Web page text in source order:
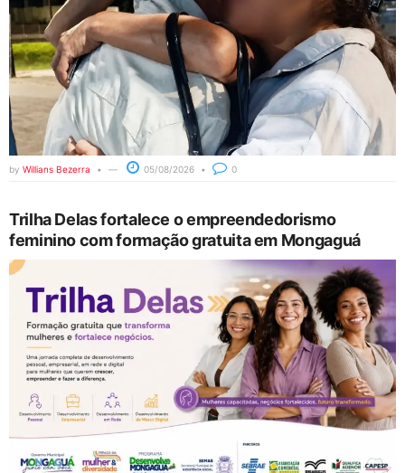
by Willians Bezerra 05/08/2026 0
Trilha Delas fortalece o empreendedorismo
feminino com formação gratuita em Mongaguá